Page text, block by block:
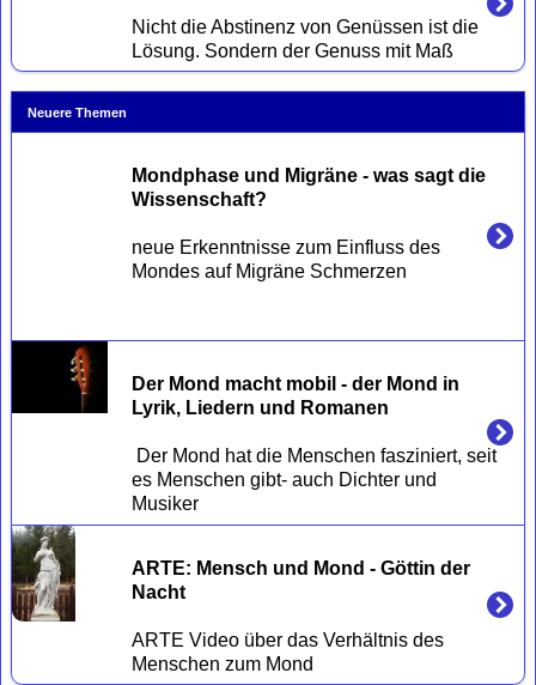
Nicht die Abstinenz von Genüssen ist die
Neuere Themen
Mondphase und Migräne - was sagt die
Wissenschaft?
neue Erkenntnisse zum Einfluss des
Mondes auf Migräne Schmerzen
Der Mond macht mobil - der Mond in
Lyrik, Liedern und Romanen
es Menschen gibt- auch Dichter und
ARTE: Mensch und Mond - Göttin der
Nacht
ARTE Video über das Verhältnis des